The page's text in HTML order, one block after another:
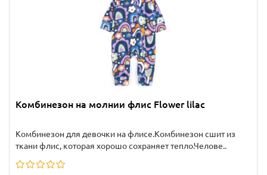
Комбинезон на молнии флис Flower lilac
Комбинезон для девочки на флисе.Комбинезон сшит из
ткани флис, которая хорошо сохраняет тепло.Челове..